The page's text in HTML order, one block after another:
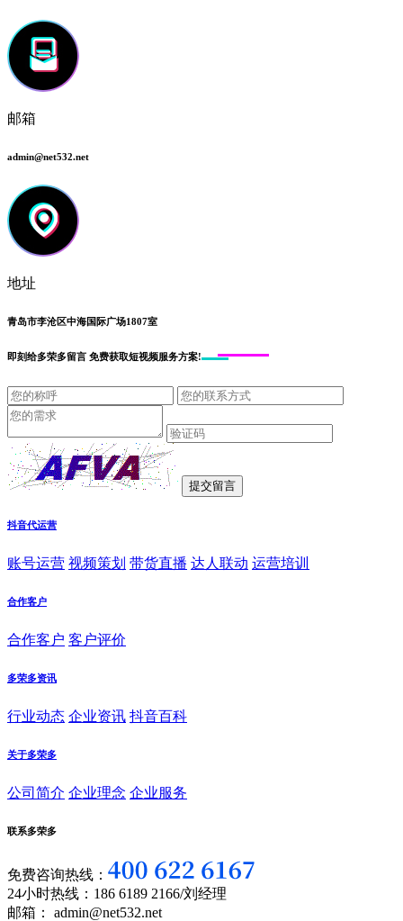
邮箱
admin@net532.net
地址
青岛市李沧区中海国际广场1807室
即刻给多荣多留言 免费获取短视频服务方案!
抖音代运营
账号运营 视频策划 带货直播 达人联动 运营培训
合作客户
合作客户 客户评价
多荣多资讯
行业动态 企业资讯 抖音百科
关于多荣多
公司简介 企业理念 企业服务
联系多荣多
免费咨询热线：
24小时热线：186 6189 2166/刘经理
邮箱： admin@net532.net